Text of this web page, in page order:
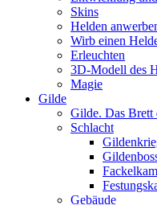
Skins
Helden
Wirb einen
Erleuchten
3D-Modell des
Magie
Gilde
Gilde. Das Brett
Schlacht
Gebäude